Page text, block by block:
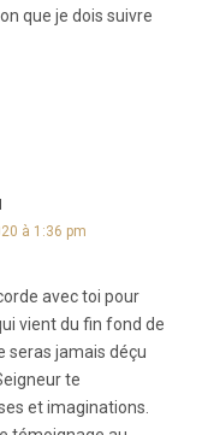
que je dois suivre
à 1:36 pm
avec toi pour
vient du fin fond de
seras jamais déçu
te
et imaginations.